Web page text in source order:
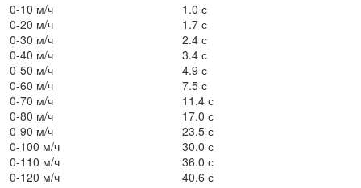
0-10 м/ч
1.0 с
0-20 м/ч
1.7 с
0-30 м/ч
2.4 с
0-40 м/ч
3.4 с
0-50 м/ч
4.9 с
0-60 м/ч
7.5 с
0-70 м/ч
11.4 с
0-80 м/ч
17.0 с
0-90 м/ч
23.5 с
0-100 м/ч
30.0 с
0-110 м/ч
36.0 с
0-120 м/ч
40.6 с